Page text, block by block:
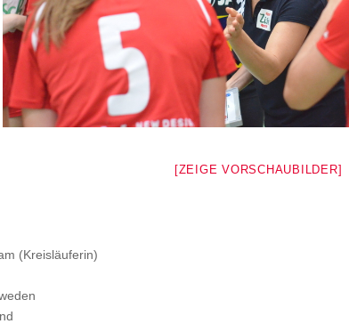
[ZEIGE VORSCHAUBILDER]
(Kreisläuferin)